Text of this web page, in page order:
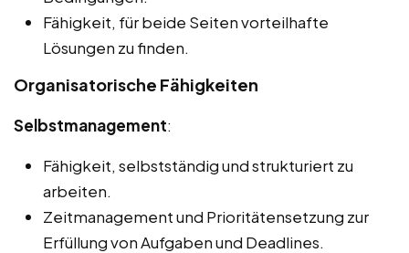
Fähigkeit, für beide Seiten vorteilhafte
Lösungen zu finden.
Organisatorische Fähigkeiten
Selbstmanagement:
Fähigkeit, selbstständig und strukturiert zu
arbeiten.
Zeitmanagement und Prioritätensetzung zur
Erfüllung von Aufgaben und Deadlines.